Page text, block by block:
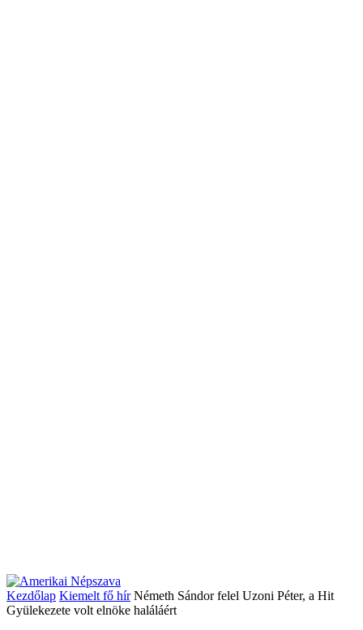
Kezdőlap Kiemelt fő hír Németh Sándor felel Uzoni Péter, a Hit
Gyülekezete volt elnöke haláláért